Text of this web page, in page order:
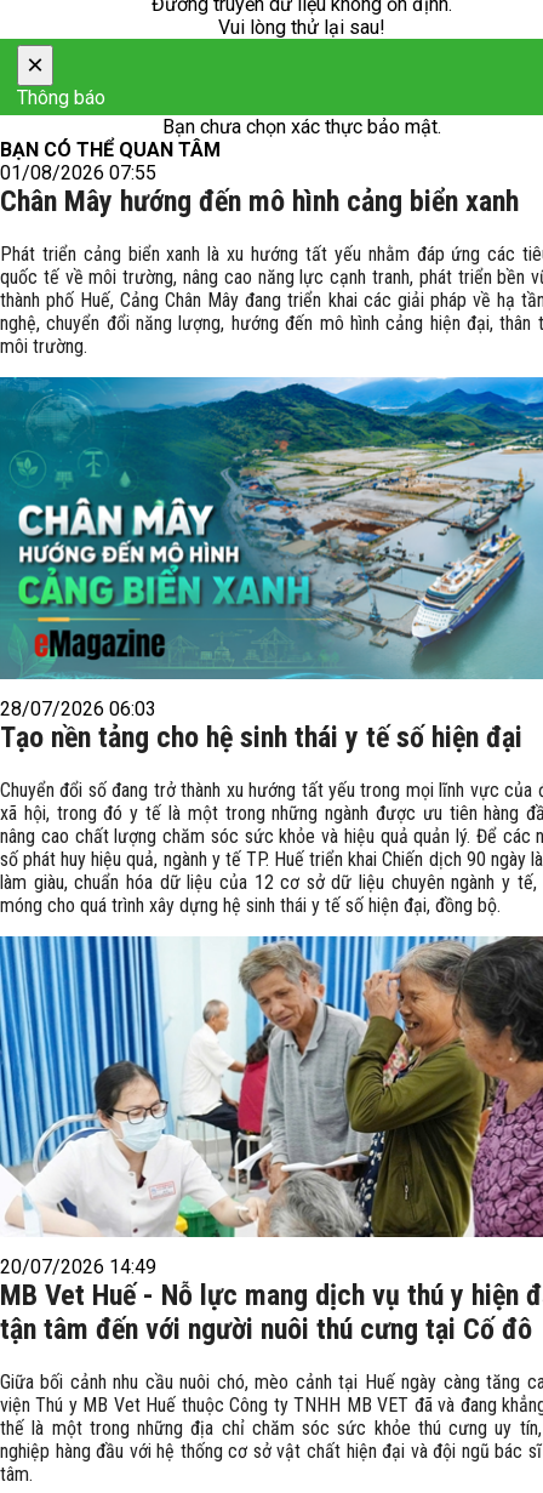
Vui lòng thử lại sau!
×
Thông báo
Bạn chưa chọn xác thực bảo mật.
BẠN CÓ THỂ QUAN TÂM
01/08/2026 07:55
Chân Mây hướng đến mô hình cảng biển xanh
Phát triển cảng biển xanh là xu hướng tất yếu nhằm đáp ứng các
quốc tế về môi trường, nâng cao năng lực cạnh tranh, phát triển bền
thành phố Huế, Cảng Chân Mây đang triển khai các giải pháp về hạ
nghệ, chuyển đổi năng lượng, hướng đến mô hình cảng hiện đại, thân
môi trường.
28/07/2026 06:03
Tạo nền tảng cho hệ sinh thái y tế số hiện đại
Chuyển đổi số đang trở thành xu hướng tất yếu trong mọi lĩnh vực của
xã hội, trong đó y tế là một trong những ngành được ưu tiên hàng
nâng cao chất lượng chăm sóc sức khỏe và hiệu quả quản lý. Để các
số phát huy hiệu quả, ngành y tế TP. Huế triển khai Chiến dịch 90 ngày
làm giàu, chuẩn hóa dữ liệu của 12 cơ sở dữ liệu chuyên ngành y tế,
móng cho quá trình xây dựng hệ sinh thái y tế số hiện đại, đồng bộ.
20/07/2026 14:49
MB Vet Huế - Nỗ lực mang dịch vụ thú y hiện
tận tâm đến với người nuôi thú cưng tại Cố đô
Giữa bối cảnh nhu cầu nuôi chó, mèo cảnh tại Huế ngày càng tăng
viện Thú y MB Vet Huế thuộc Công ty TNHH MB VET đã và đang
thế là một trong những địa chỉ chăm sóc sức khỏe thú cưng uy tín,
nghiệp hàng đầu với hệ thống cơ sở vật chất hiện đại và đội ngũ bác
tâm.